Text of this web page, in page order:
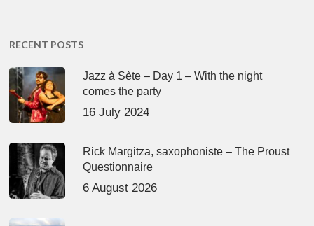
RECENT POSTS
Jazz à Sète – Day 1 – With the night
comes the party
16 July 2024
Rick Margitza, saxophoniste – The Proust
Questionnaire
6 August 2026